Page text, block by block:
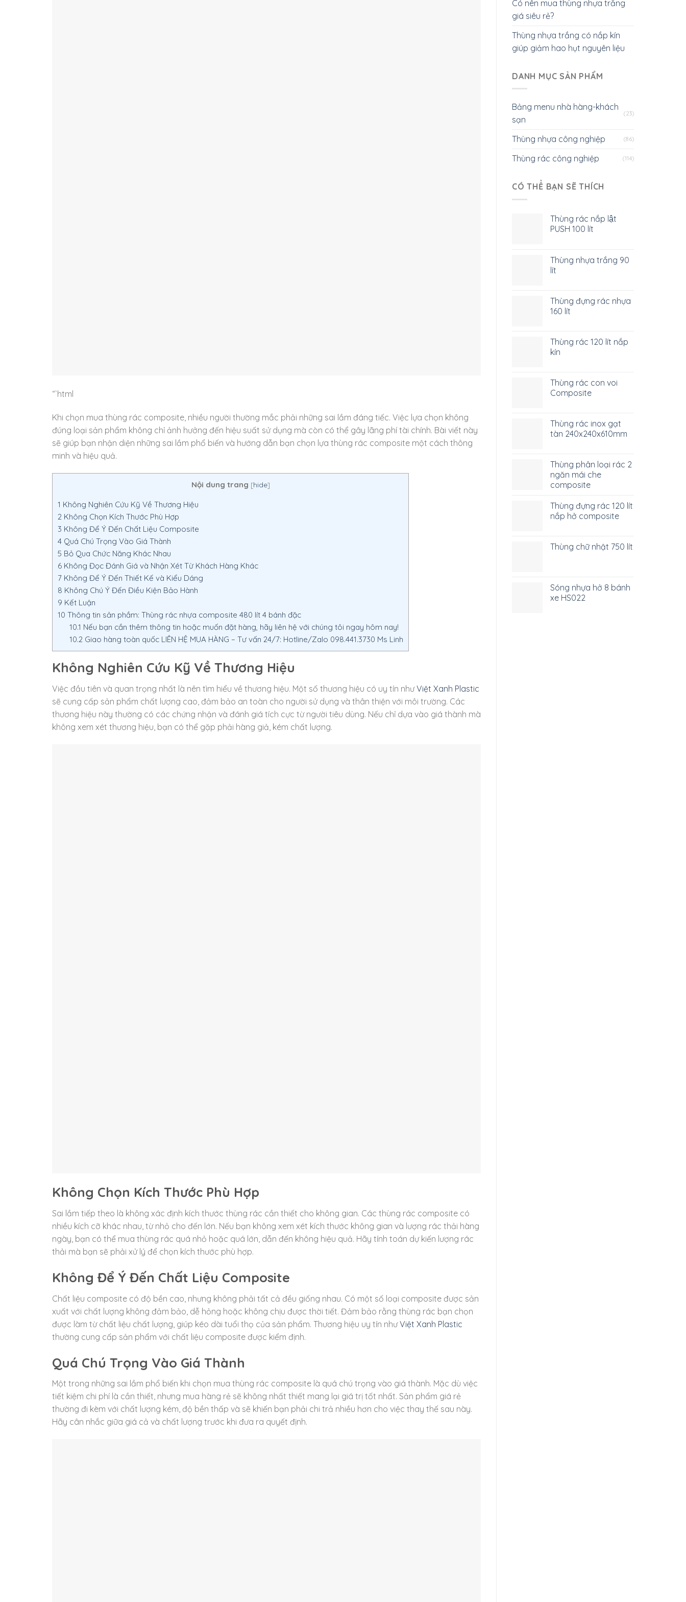
“`html
Khi chọn mua thùng rác composite, nhiều người thường mắc phải những sai lầm đáng tiếc. Việc lựa chọn không
đúng loại sản phẩm không chỉ ảnh hưởng đến hiệu suất sử dụng mà còn có thể gây lãng phí tài chính. Bài viết này
sẽ giúp bạn nhận diện những sai lầm phổ biến và hướng dẫn bạn chọn lựa thùng rác composite một cách thông
minh và hiệu quả.
Nội dung trang [hide]
1 Không Nghiên Cứu Kỹ Về Thương Hiệu
2 Không Chọn Kích Thước Phù Hợp
3 Không Để Ý Đến Chất Liệu Composite
4 Quá Chú Trọng Vào Giá Thành
5 Bỏ Qua Chức Năng Khác Nhau
6 Không Đọc Đánh Giá và Nhận Xét Từ Khách Hàng Khác
7 Không Để Ý Đến Thiết Kế và Kiểu Dáng
8 Không Chú Ý Đến Điều Kiện Bảo Hành
9 Kết Luận
10 Thông tin sản phầm: Thùng rác nhựa composite 480 lít 4 bánh đặc
10.1 Nếu bạn cần thêm thông tin hoặc muốn đặt hàng, hãy liên hệ với chúng tôi ngay hôm nay!
10.2Giao hàng toàn quốc LIÊN HỆ MUA HÀNG – Tư vấn 24/7: Hotline/Zalo 098.441.3730 Ms Linh
Không Nghiên Cứu Kỹ Về Thương Hiệu
Việc đầu tiên và quan trọng nhất là nên tìm hiểu về thương hiệu. Một số thương hiệu có uy tín nhưViệt Xanh Plastic
sẽ cung cấp sản phẩm chất lượng cao, đảm bảo an toàn cho người sử dụng và thân thiện với môi trường. Các
thương hiệu này thường có các chứng nhận và đánh giá tích cực từ người tiêu dùng. Nếu chỉ dựa vào giá thành mà
không xem xét thương hiệu, bạn có thể gặp phải hàng giả, kém chất lượng.
Không Chọn Kích Thước Phù Hợp
Sai lầm tiếp theo là không xác định kích thước thùng rác cần thiết cho không gian. Các thùng rác composite có
nhiều kích cỡ khác nhau, từ nhỏ cho đến lớn. Nếu bạn không xem xét kích thước không gian và lượng rác thải hàng
ngày, bạn có thể mua thùng rác quá nhỏ hoặc quá lớn, dẫn đến không hiệu quả. Hãy tính toán dự kiến lượng rác
thải mà bạn sẽ phải xử lý để chọn kích thước phù hợp.
Không Để Ý Đến Chất Liệu Composite
Chất liệu composite có độ bền cao, nhưng không phải tất cả đều giống nhau. Có một số loại composite được sản
xuất với chất lượng không đảm bảo, dễ hỏng hoặc không chịu được thời tiết. Đảm bảo rằng thùng rác bạn chọn
được làm từ chất liệu chất lượng, giúp kéo dài tuổi thọ của sản phẩm. Thương hiệu uy tín nhưViệt Xanh Plastic
thường cung cấp sản phẩm với chất liệu composite được kiểm định.
Quá Chú Trọng Vào Giá Thành
Một trong những sai lầm phổ biến khi chọn mua thùng rác composite là quá chú trọng vào giá thành. Mặc dù việc
tiết kiệm chi phí là cần thiết, nhưng mua hàng rẻ sẽ không nhất thiết mang lại giá trị tốt nhất. Sản phẩm giá rẻ
thường đi kèm với chất lượng kém, độ bền thấp và sẽ khiến bạn phải chi trả nhiều hơn cho việc thay thế sau này.
Hãy cân nhắc giữa giá cả và chất lượng trước khi đưa ra quyết định.
Có nên mua thùng nhựa trắng
giá siêu rẻ?
Thùng nhựa trắng có nắp kín
giúp giảm hao hụt nguyên liệu
DANH MỤC SẢN PHẨM
Bảng menu nhà hàng-khách
sạn
(23)
Thùng nhựa công nghiệp (86)
Thùng rác công nghiệp (114)
CÓ THỂ BẠN SẼ THÍCH
Thùng rác nắp lật
PUSH 100 lít
Thùng nhựa trắng 90
lít
Thùng đựng rác nhựa
160 lít
Thùng rác 120 lít nắp
kín
Thùng rác con voi
Composite
Thùng rác inox gạt
tàn 240x240x610mm
Thùng phân loại rác 2
ngăn mái che
composite
Thùng đựng rác 120 lít
nắp hở composite
Thùng chữ nhật 750 lít
Sóng nhựa hở 8 bánh
xe HS022